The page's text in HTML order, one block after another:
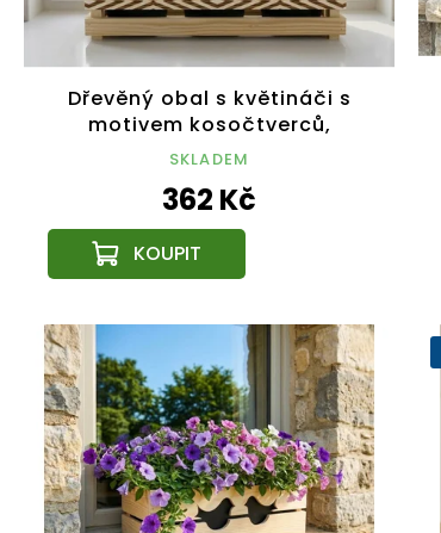
Dřevěný obal s květináči s
motivem kosočtverců,
47x17x15cm Český výrobek
SKLADEM
362 Kč